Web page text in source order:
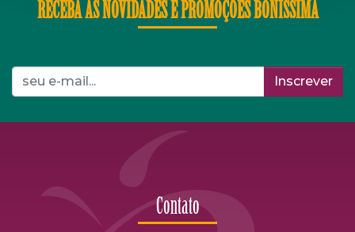
RECEBA AS NOVIDADES E PROMOÇÕES BONÍSSIMA
Inscrever
Contato